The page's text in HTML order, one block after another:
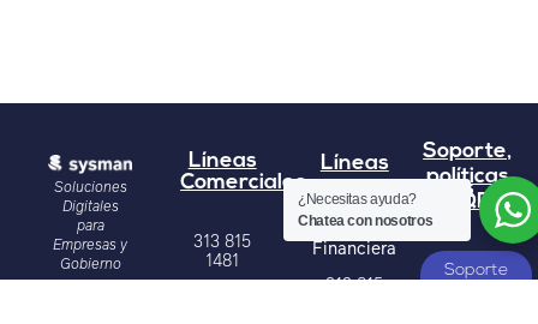
Soluciones
Digitales
para
Empresas y
Gobierno
Líneas
Comerciales
313 815
1481
Líneas
Administrativas
Financiera
313 815
Soporte,
políticas
y PQRS
Soporte
¿Necesitas ayuda?
Chatea con nosotros